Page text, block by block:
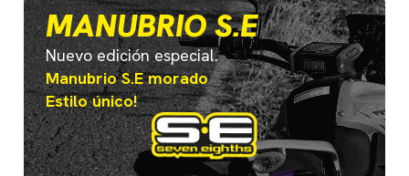
MANUBRIO S.E
Nuevo edición especial.
Manubrio S.E morado
Estilo único!